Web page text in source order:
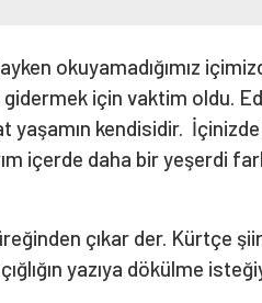
okuyamadığımız
için vaktim oldu.
yaşamın kendisidir.
içerde daha bir yeşerdi
çıkar der. Kürtçe
yazıya dökülme